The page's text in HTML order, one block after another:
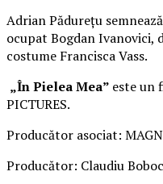
Adrian Pădurețu
ocupat Bogdan Ivanovici,
costume Francisca Vass.
„În Pielea Mea” este un
PICTURES.
Producător asociat:
Producător: Claudiu Boboc